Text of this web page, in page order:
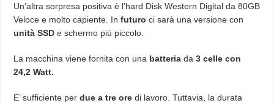
Un’altra sorpresa positiva è l’hard Disk Western Digital da 80GB
Veloce e molto capiente. In futuro ci sarà una versione con
unità SSD e schermo più piccolo.
La macchina viene fornita con una batteriada3 celle con
24,2 Watt.
E’ sufficiente perdue a tre ore di lavoro. Tuttavia, la durata